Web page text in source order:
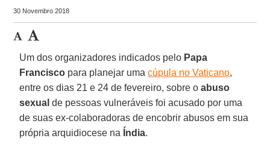
30 Novembro 2018
Um dos organizadores indicados pelo Papa
Francisco para planejar umacúpula no Vaticano,
entre os dias 21 e 24 de fevereiro, sobre oabuso
sexual de pessoas vulneráveis foi acusado por uma
de suas ex-colaboradoras de encobrir abusos em sua
própria arquidiocese na Índia.